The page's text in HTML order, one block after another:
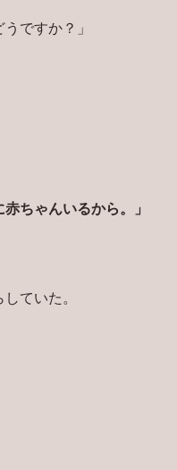
ですか？」
ちゃんいるから。」
ていた。